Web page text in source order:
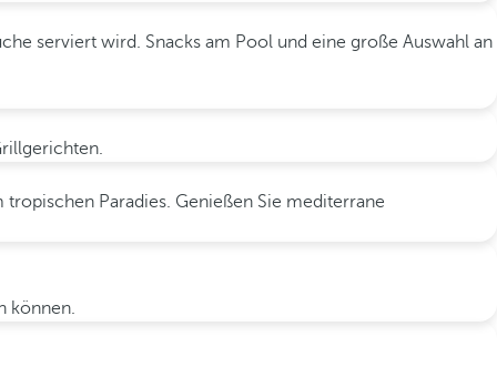
serviert wird. Snacks am Pool und eine große Auswahl an
Paradies. Genießen Sie mediterrane
können.